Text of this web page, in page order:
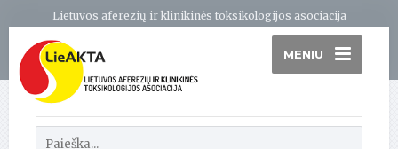
Lietuvos aferezių ir klinikinės toksikologijos asociacija
MENIU